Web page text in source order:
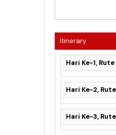
Itinerary
Hari Ke-1,
Hari Ke-2,
Hari Ke-3,